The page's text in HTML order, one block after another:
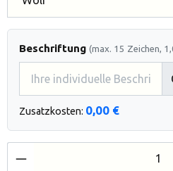
Beschriftung (max. 15 Zeichen,
Zusatzkosten: 0,00 €
Produkt Anzahl: Gib